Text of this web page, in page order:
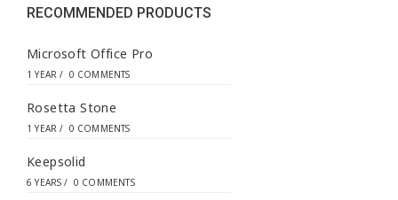
s
RECOMMENDED PRODUCTS
Microsoft Office Pro
1 YEAR / 0 COMMENTS
Rosetta Stone
1 YEAR / 0 COMMENTS
Keepsolid
6 YEARS / 0 COMMENTS